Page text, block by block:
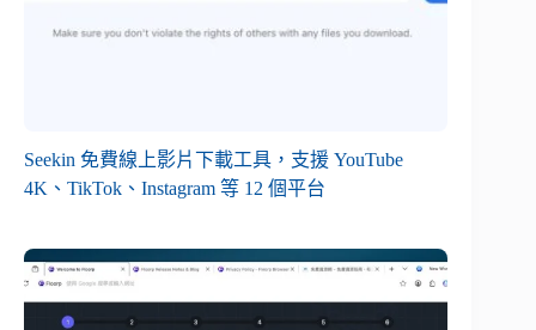
Seekin 免費線上影片下載工具，支援 YouTube
4K、TikTok、Instagram 等 12 個平台